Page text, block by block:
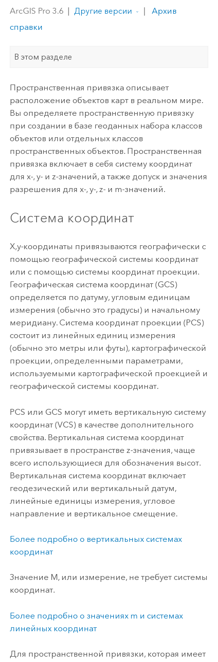
ArcGIS Pro 3.6 Другие версии
Архив
справки
В этом разделе
Пространственная привязка описывает
расположение объектов карт в реальном мире.
Вы определяете пространственную привязку
при создании в базе геоданных набора классов
объектов или отдельных классов
пространственных объектов. Пространственная
привязка включает в себя систему координат
для x-, y- и z-значений, а также допуск и значения
разрешения для x-, y-, z- и m-значений.
Система координат
X,y-координаты привязываются географически с
помощью географической системы координат
или с помощью системы координат проекции.
Географическая система координат (GCS)
определяется по датуму, угловым единицам
измерения (обычно это градусы) и начальному
меридиану. Система координат проекции (PCS)
состоит из линейных единиц измерения
(обычно это метры или футы), картографической
проекции, определенными параметрами,
используемыми картографической проекцией и
географической системы координат.
PCS или GCS могут иметь вертикальную систему
координат (VCS) в качестве дополнительного
свойства. Вертикальная система координат
привязывает в пространстве z-значения, чаще
всего использующиеся для обозначения высот.
Вертикальная система координат включает
геодезический или вертикальный датум,
линейные единицы измерения, угловое
направление и вертикальное смещение.
Более подробно о вертикальных системах
координат
Значение M, или измерение, не требует системы
координат.
Более подробно о значениях m и системах
линейных координат
Для пространственной привязки, которая имеет